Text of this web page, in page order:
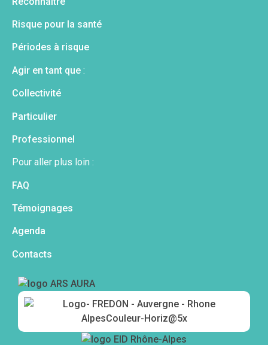
Risque pour la santé
Périodes à risque
Agir en tant que :
Collectivité
Particulier
Professionnel
Pour aller plus loin :
FAQ
Témoignages
Agenda
Contacts